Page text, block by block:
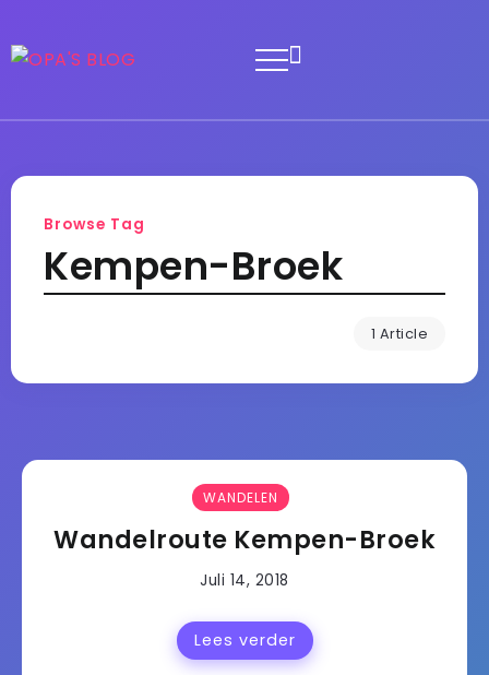
Browse Tag
Kempen-Broek
1 Article
WANDELEN
Wandelroute Kempen-Broek
Juli 14, 2018
Lees verder